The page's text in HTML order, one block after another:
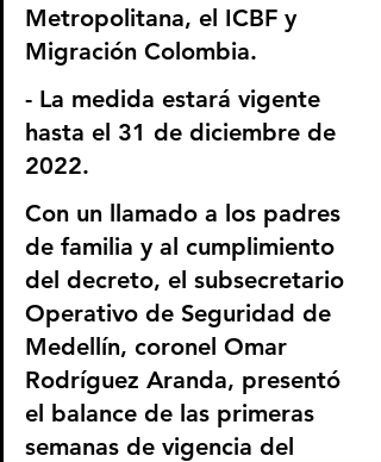
Metropolitana, el ICBF y
Migración Colombia.
- La medida estará vigente
hasta el 31 de diciembre de
2022.
Con un llamado a los padres
de familia y al cumplimiento
del decreto, el subsecretario
Operativo de Seguridad de
Medellín, coronel Omar
Rodríguez Aranda, presentó
el balance de las primeras
semanas de vigencia del